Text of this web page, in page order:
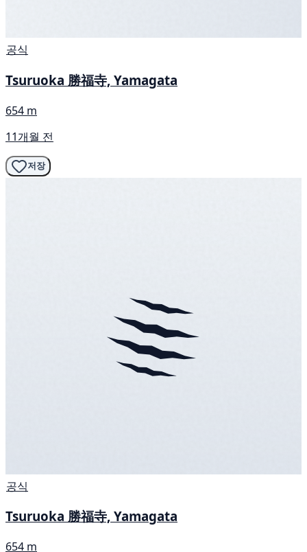
공식
Tsuruoka 勝福寺, Yamagata
654 m
11개월 전
저장
공식
Tsuruoka 勝福寺, Yamagata
654 m